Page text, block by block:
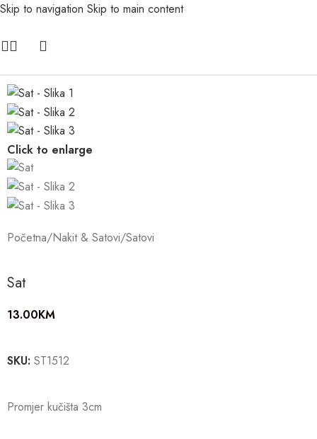
Skip to navigation Skip to main content
Click to enlarge
Početna/Nakit & Satovi/Satovi
Sat
13.00KM
SKU: ST1512
Promjer kučišta 3cm